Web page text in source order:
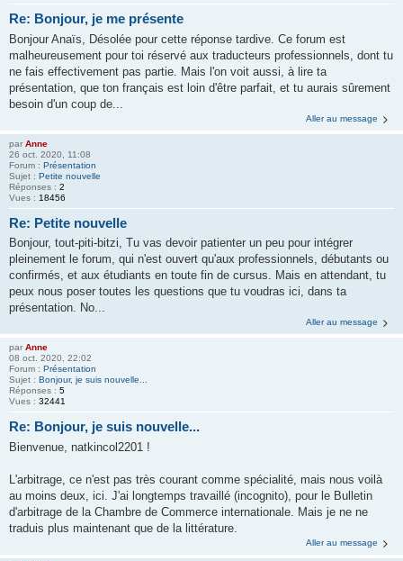
Re: Bonjour, je me présente
Bonjour Anaïs, Désolée pour cette réponse tardive. Ce forum est
malheureusement pour toi réservé aux traducteurs professionnels, dont tu
ne fais effectivement pas partie. Mais l'on voit aussi, à lire ta
présentation, que ton français est loin d'être parfait, et tu aurais sûrement
besoin d'un coup de...
Aller au message
par Anne
26 oct. 2020, 11:08
Forum : Présentation
Sujet : Petite nouvelle
Réponses : 2
Vues : 18456
Re: Petite nouvelle
Bonjour, tout-piti-bitzi, Tu vas devoir patienter un peu pour intégrer
pleinement le forum, qui n'est ouvert qu'aux professionnels, débutants ou
confirmés, et aux étudiants en toute fin de cursus. Mais en attendant, tu
peux nous poser toutes les questions que tu voudras ici, dans ta
présentation. No...
Aller au message
par Anne
08 oct. 2020, 22:02
Forum : Présentation
Sujet : Bonjour, je suis nouvelle...
Réponses : 5
Vues : 32441
Re: Bonjour, je suis nouvelle...
Bienvenue, natkincol2201 !
L'arbitrage, ce n'est pas très courant comme spécialité, mais nous voilà
au moins deux, ici. J'ai longtemps travaillé (incognito), pour le Bulletin
d'arbitrage de la Chambre de Commerce internationale. Mais je ne ne
traduis plus maintenant que de la littérature.
Aller au message